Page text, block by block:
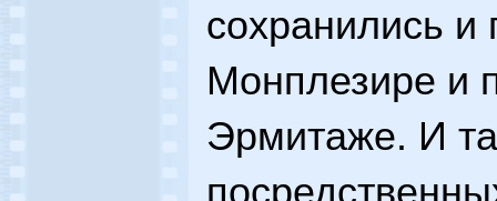
сохранились и
Монплезире и
Эрмитаже. И